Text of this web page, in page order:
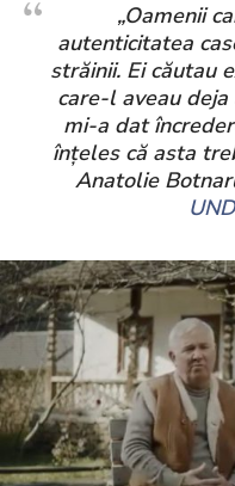
„Oamenii
autenticitatea
străinii. Ei căutau
care-l aveau deja
mi-a dat
înțeles că asta
Anatolie